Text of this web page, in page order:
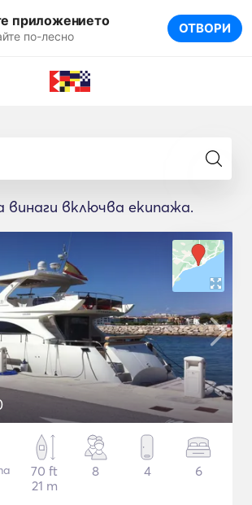
приложението
по-лесно ОТВОРИ
винаги включва екипажа.
70 ft
21 m
8 4 6